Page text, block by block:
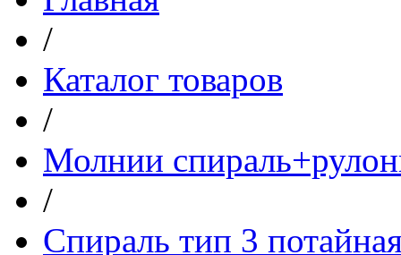
/
Каталог товаров
/
Молнии
/
Спираль тип 3